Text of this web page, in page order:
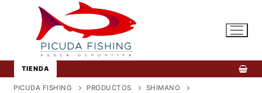
contenido
TIENDA
PICUDA FISHING PRODUCTOS
SHIMANO